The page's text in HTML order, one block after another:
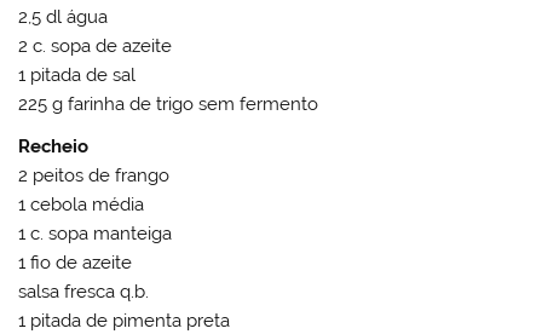
2,5 dl água
2 c. sopa de azeite
1 pitada de sal
225 g farinha de trigo sem fermento
Recheio
2 peitos de frango
1 cebola média
1 c. sopa manteiga
1 fio de azeite
salsa fresca q.b.
1 pitada de pimenta preta